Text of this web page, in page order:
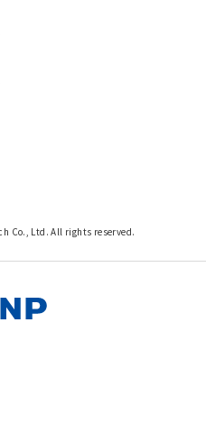
Co., Ltd. All rights reserved.